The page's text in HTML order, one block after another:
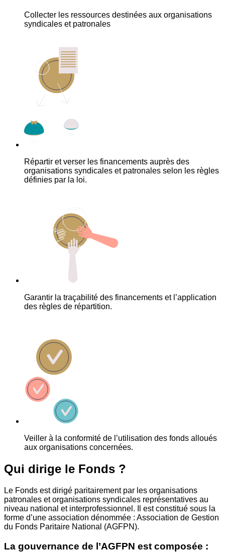
Collecter les ressources destinées aux organisations
syndicales et patronales
Répartir et verser les financements auprès des
organisations syndicales et patronales selon les règles
définies par la loi.
Garantir la traçabilité des financements et l’application
des règles de répartition.
Veiller à la conformité de l’utilisation des fonds alloués
aux organisations concernées.
Qui dirige le Fonds ?
Le Fonds est dirigé paritairement par les organisations
patronales et organisations syndicales représentatives au
niveau national et interprofessionnel. Il est constitué sous la
forme d’une association dénommée : Association de Gestion
du Fonds Paritaire National (AGFPN).
La gouvernance de l’AGFPN est composée :